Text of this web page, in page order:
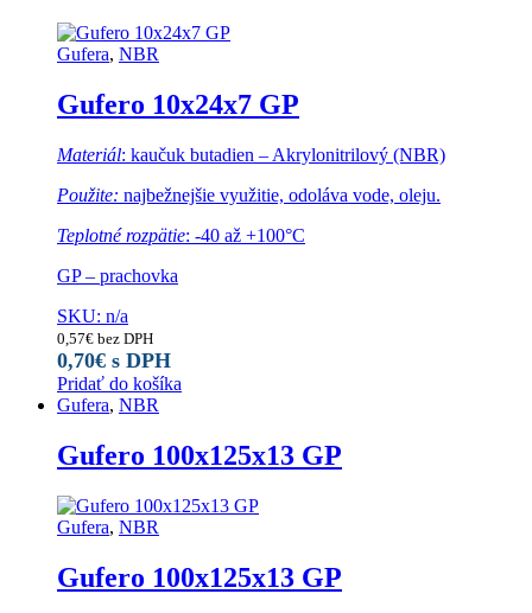
Gufera, NBR
Gufero 10x24x7 GP
Materiál: kaučuk butadien – Akrylonitrilový (NBR)
Použite: najbežnejšie využitie, odoláva vode, oleju.
Teplotné rozpätie: -40 až +100°C
GP – prachovka
SKU: n/a
0,57€ bez DPH
0,70€ s DPH
Pridať do košíka
Gufera, NBR
Gufero 100x125x13 GP
Gufera, NBR
Gufero 100x125x13 GP